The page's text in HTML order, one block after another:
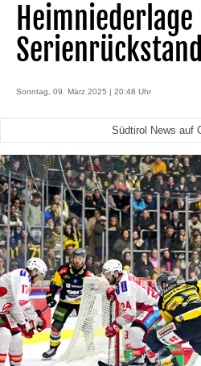
Serienrückstand
Sonntag, 09. März 2025 | 20:48 Uhr
Südtirol News auf